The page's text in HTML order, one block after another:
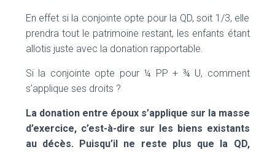
En effet si la conjointe opte pour la QD, soit 1/3, elle
prendra tout le patrimoine restant, les enfants étant
allotis juste avec la donation rapportable.
Si la conjointe opte pour ¼ PP + ¾ U, comment
s’applique ses droits ?
La donation entre époux s’applique sur la masse
d’exercice, c’est-à-dire sur les biens existants
au décès. Puisqu’il ne reste plus que la QD,